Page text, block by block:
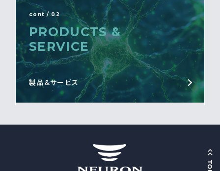
cont / 02
PRODUCTS &
SERVICE
製品＆サービス